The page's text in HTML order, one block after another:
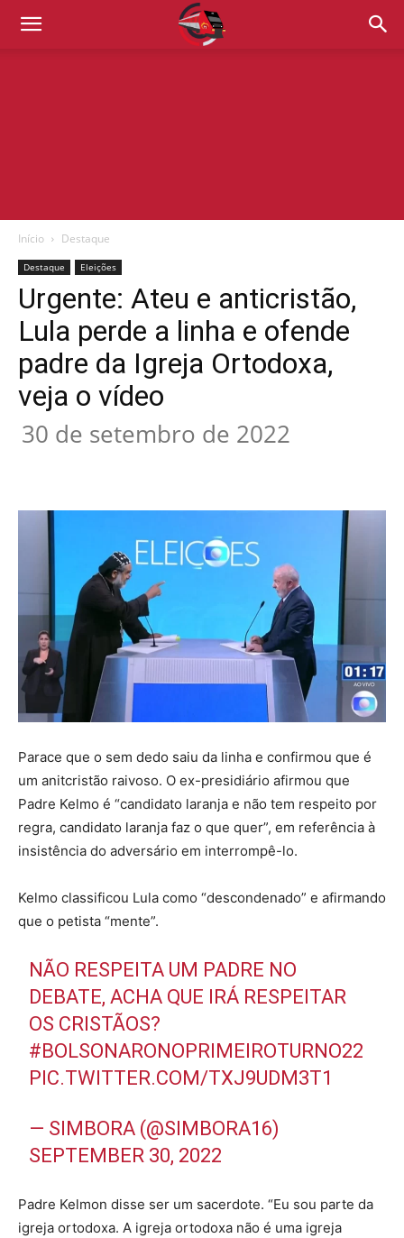
Início Destaque
Destaque Eleições
Urgente: Ateu e anticristão,
Lula perde a linha e ofende
padre da Igreja Ortodoxa,
veja o vídeo
30 de setembro de 2022
Parace que o sem dedo saiu da linha e confirmou que é
um anitcristão raivoso. O ex-presidiário afirmou que
Padre Kelmo é “candidato laranja e não tem respeito por
regra, candidato laranja faz o que quer”, em referência à
insistência do adversário em interrompê-lo.
Kelmo classificou Lula como “descondenado” e afirmando
que o petista “mente”.
NÃO RESPEITA UM PADRE NO
DEBATE, ACHA QUE IRÁ RESPEITAR
OS CRISTÃOS?
#BOLSONARONOPRIMEIROTURNO22
PIC.TWITTER.COM/TXJ9UDM3T1
— SIMBORA (@SIMBORA16)
SEPTEMBER 30, 2022
Padre Kelmon disse ser um sacerdote. “Eu sou parte da
igreja ortodoxa. A igreja ortodoxa não é uma igreja